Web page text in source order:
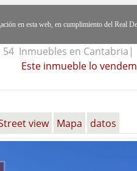
en esta web, en cumplimiento del Real
54 Inmuebles en Cantabria|
Este inmueble lo
view Mapa datos